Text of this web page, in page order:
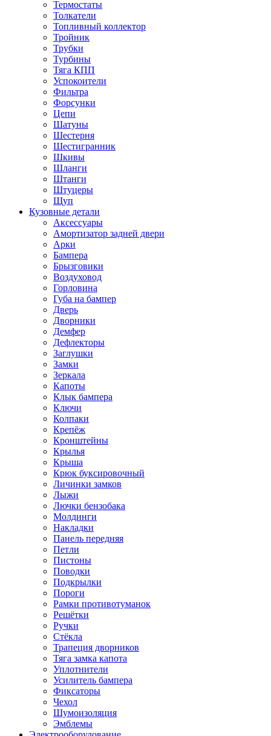
Термостаты
Толкатели
Топливный коллектор
Тройник
Трубки
Турбины
Тяга КПП
Успокоители
Фильтра
Форсунки
Цепи
Шатуны
Шестерня
Шестигранник
Шкивы
Шланги
Штанги
Штуцеры
Щуп
Кузовные детали
Аксессуары
Амортизатор задней двери
Арки
Бампера
Брызговики
Воздуховод
Горловина
Губа на бампер
Дверь
Дворники
Демфер
Дефлекторы
Заглушки
Замки
Зеркала
Капоты
Клык бампера
Ключи
Колпаки
Крепёж
Кронштейны
Крылья
Крыша
Крюк буксировочный
Личинки замков
Лыжи
Лючки бензобака
Молдинги
Накладки
Панель передняя
Петли
Пистоны
Поводки
Подкрылки
Пороги
Рамки противотуманок
Решётки
Ручки
Стёкла
Трапеция дворников
Тяга замка капота
Уплотнители
Усилитель бампера
Фиксаторы
Чехол
Шумоизоляция
Эмблемы